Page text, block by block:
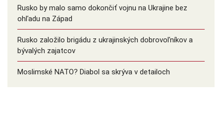
Rusko by malo samo dokončiť vojnu na Ukrajine bez
ohľadu na Západ
Rusko založilo brigádu z ukrajinských dobrovoľníkov a
bývalých zajatcov
Moslimské NATO? Diabol sa skrýva v detailoch